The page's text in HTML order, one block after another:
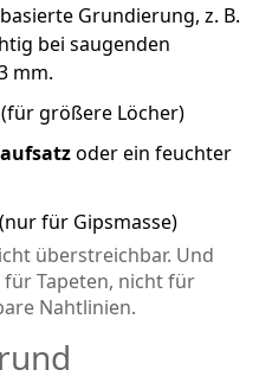
Grundierung, z. B.
bei saugenden
mm.
(für größere Löcher)
oder ein feuchter
für Gipsmasse)
überstreichbar. Und
Tapeten, nicht für
Nahtlinien.